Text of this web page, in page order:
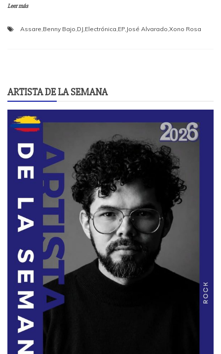
Leer más
Assare Benny Bajo DJ Electrónica EP José Alvarado Xono Rosa
ARTISTA DE LA SEMANA